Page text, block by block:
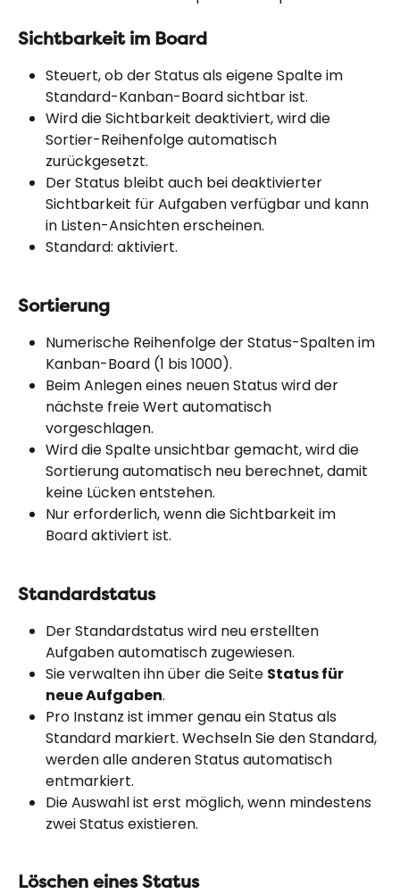
Sichtbarkeit im Board
Steuert, ob der Status als eigene Spalte im
Standard-Kanban-Board sichtbar ist.
Wird die Sichtbarkeit deaktiviert, wird die
Sortier-Reihenfolge automatisch
zurückgesetzt.
Der Status bleibt auch bei deaktivierter
Sichtbarkeit für Aufgaben verfügbar und kann
in Listen-Ansichten erscheinen.
Standard: aktiviert.
Sortierung
Numerische Reihenfolge der Status-Spalten im
Kanban-Board (1 bis 1000).
Beim Anlegen eines neuen Status wird der
nächste freie Wert automatisch
vorgeschlagen.
Wird die Spalte unsichtbar gemacht, wird die
Sortierung automatisch neu berechnet, damit
keine Lücken entstehen.
Nur erforderlich, wenn die Sichtbarkeit im
Board aktiviert ist.
Standardstatus
Der Standardstatus wird neu erstellten
Aufgaben automatisch zugewiesen.
Sie verwalten ihn über die Seite Status für
neue Aufgaben.
Pro Instanz ist immer genau ein Status als
Standard markiert. Wechseln Sie den Standard,
werden alle anderen Status automatisch
entmarkiert.
Die Auswahl ist erst möglich, wenn mindestens
zwei Status existieren.
Löschen eines Status